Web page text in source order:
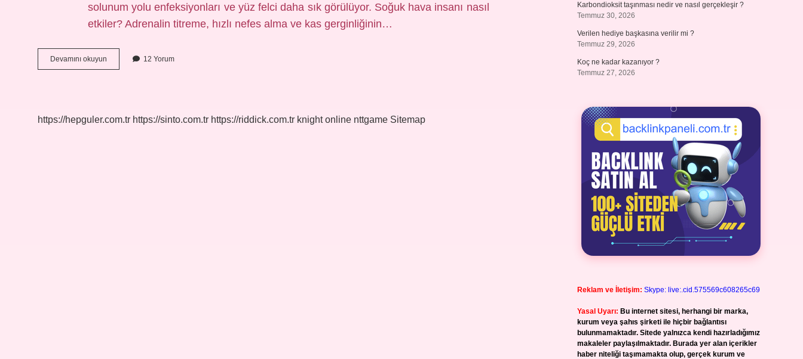
solunum yolu enfeksiyonları ve yüz felci daha sık görülüyor. Soğuk hava insanı nasıl
etkiler? Adrenalin titreme, hızlı nefes alma ve kas gerginliğinin…
Devamını okuyun
Soğukta
12 Yorum
https://hepguler.com.tr https://sinto.com.tr https://riddick.com.tr knight online nttgame Sitemap
Karbondioksit taşınması nedir ve nasıl gerçekleşir ?
Temmuz 30, 2026
Verilen hediye başkasına verilir mi ?
Temmuz 29, 2026
Koç ne kadar kazanıyor ?
Temmuz 27, 2026
Reklam ve İletişim: Skype: live:.cid.575569c608265c69
Yasal Uyarı: Bu internet sitesi, herhangi bir marka,
kurum veya şahıs şirketi ile hiçbir bağlantısı
bulunmamaktadır. Sitede yalnızca kendi hazırladığımız
makaleler paylaşılmaktadır. Burada yer alan içerikler
haber niteliği taşımamakta olup, gerçek kurum ve